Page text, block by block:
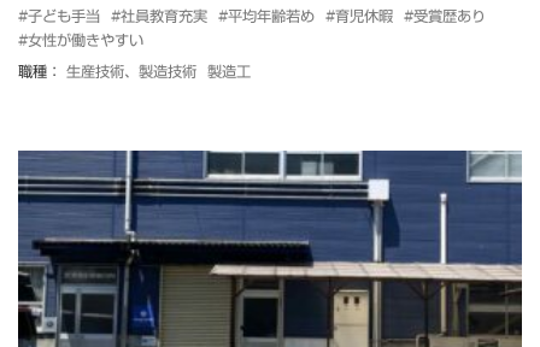
#子ども手当
#社員教育充実 #平均年齢若め #育児休暇
#受賞歴あり
#女性が働きやすい
職種： 生産技術、製造技術 製造工